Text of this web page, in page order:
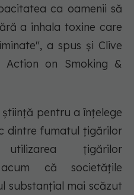
ca oamenii să
a inhala toxine care
a spus și Clive
on Smoking &
pentru a înțelege
dintre fumatul țigărilor
țigărilor
că societățile
substanțial mai scăzut